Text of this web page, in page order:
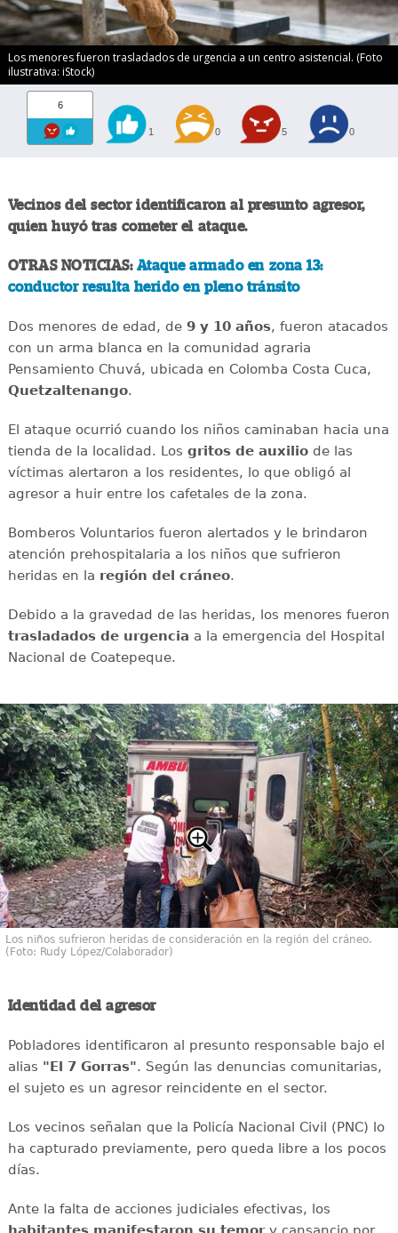
Los menores fueron trasladados de urgencia a un centro asistencial. (Foto
ilustrativa: iStock)
6
1 0 5 0
Vecinos del sector identificaron al presunto agresor,
quien huyó tras cometer el ataque.
OTRAS NOTICIAS:Ataque armado en zona 13:
conductor resulta herido en pleno tránsito
Dos menores de edad, de 9 y 10 años, fueron atacados
con un arma blanca en la comunidad agraria
Pensamiento Chuvá, ubicada en Colomba Costa Cuca,
Quetzaltenango.
El ataque ocurrió cuando los niños caminaban hacia una
tienda de la localidad. Los gritos de auxiliode las
víctimas alertaron a los residentes, lo que obligó al
agresor a huir entre los cafetales de la zona.
Bomberos Voluntarios fueron alertados y le brindaron
atención prehospitalaria a los niños que sufrieron
heridas en la región del cráneo.
Debido a la gravedad de las heridas, los menores fueron
trasladados de urgencia a la emergencia del Hospital
Nacional de Coatepeque.
Los niños sufrieron heridas de consideración en la región del cráneo.
(Foto: Rudy López/Colaborador)
Identidad del agresor
Pobladores identificaron al presunto responsable bajo el
alias "El 7 Gorras". Según las denuncias comunitarias,
el sujeto es un agresor reincidente en el sector.
Los vecinos señalan que la Policía Nacional Civil (PNC) lo
ha capturado previamente, pero queda libre a los pocos
días.
Ante la falta de acciones judiciales efectivas, los